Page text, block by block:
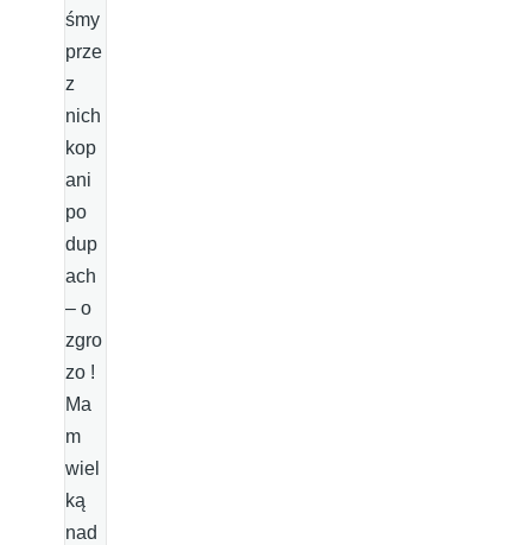
śmy
prze
z
nich
kop
ani
po
dup
ach
– o
zgro
zo !
Ma
m
wiel
ką
nad